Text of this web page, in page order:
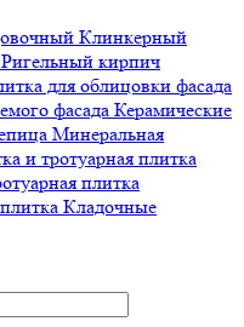
Клинкерный
Ригельный кирпич
для облицовки фасада
фасада Керамические
Минеральная
и тротуарная плитка
плитка
Кладочные